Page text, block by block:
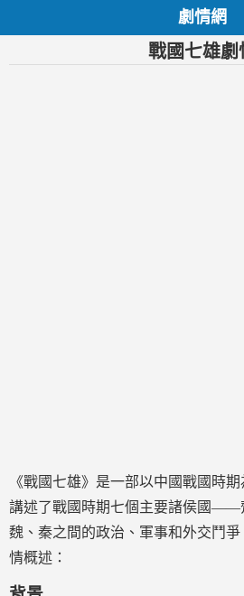
劇情網
戰國七雄劇
《戰國七雄》是一部以中國戰國時
講述了戰國時期七個主要諸侯國——
魏、秦之間的政治、軍事和外交鬥爭
情概述：